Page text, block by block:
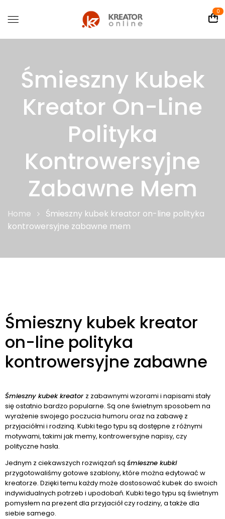
0
Śmieszny Kubek
Kreator On-Line
Polityka
Kontrowersyjne
Zabawne Mem
Home
Śmieszny kubek kreator on-line polityka
kontrowersyjne zabawne mem
Śmieszny kubek kreator
on-line polityka
kontrowersyjne zabawne
Śmieszny kubek kreator z zabawnymi wzorami i napisami stały
się ostatnio bardzo popularne. Są one świetnym sposobem na
wyrażenie swojego poczucia humoru oraz na zabawę z
przyjaciółmi i rodziną. Kubki tego typu są dostępne z różnymi
motywami, takimi jak memy, kontrowersyjne napisy, czy
polityczne hasła.
Jednym z ciekawszych rozwiązań są śmieszne kubki
przygotowaliśmy gotowe szablony, które można edytować w
kreatorze. Dzięki temu każdy może dostosować kubek do swoich
indywidualnych potrzeb i upodobań. Kubki tego typu są świetnym
pomysłem na prezent dla przyjaciół czy rodziny, a także dla
siebie samego.